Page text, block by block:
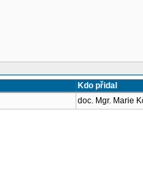
Kdo přidal
doc. Mgr. Marie